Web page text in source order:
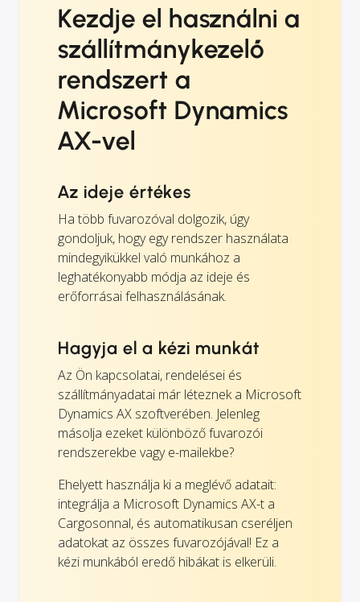
Kezdje el használni a
szállítmánykezelő
rendszert a
Microsoft Dynamics
AX-vel
Az ideje értékes
Ha több fuvarozóval dolgozik, úgy
gondoljuk, hogy egy rendszer használata
mindegyikükkel való munkához a
leghatékonyabb módja az ideje és
erőforrásai felhasználásának.
Hagyja el a kézi munkát
Az Ön kapcsolatai, rendelései és
szállítmányadatai már léteznek a Microsoft
Dynamics AX szoftverében. Jelenleg
másolja ezeket különböző fuvarozói
rendszerekbe vagy e-mailekbe?
Ehelyett használja ki a meglévő adatait:
integrálja a Microsoft Dynamics AX-t a
Cargosonnal, és automatikusan cseréljen
adatokat az összes fuvarozójával! Ez a
kézi munkából eredő hibákat is elkerüli.